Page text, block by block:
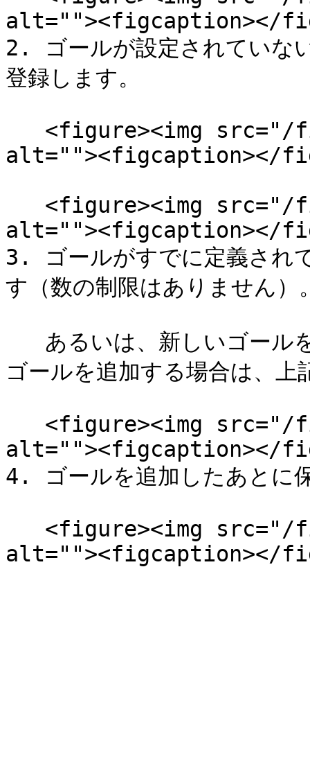
alt=""><figcaption></
2. ゴールが設定されていな
登録します。
alt=""><figcaption></
alt=""><figcaption></
3. ゴールがすでに定義され
す（数の制限はありません）
ゴールを追加する場合は、
alt=""><figcaption></
4. ゴールを追加したあとに